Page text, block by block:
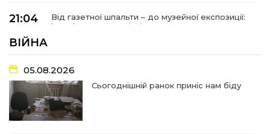
21:04
Від газетної шпальти – до музейної експозиції:
історії Героїв Барвінківщини стали частиною
17:18
27 лип
У Барвінківській громаді вшанували людей
найгуманнішої професії
16:29
22 лип
Медики Барвінківської громади
вдосконалюють професійні навички
ВІЙНА
05.08.2026
Сьогоднішній ранок приніс нам біду